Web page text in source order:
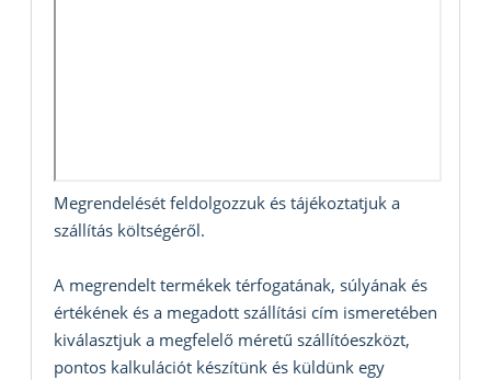
Megrendelését feldolgozzuk és tájékoztatjuk a
szállítás költségéről.
A megrendelt termékek térfogatának, súlyának és
értékének és a megadott szállítási cím ismeretében
kiválasztjuk a megfelelő méretű szállítóeszközt,
pontos kalkulációt készítünk és küldünk egy